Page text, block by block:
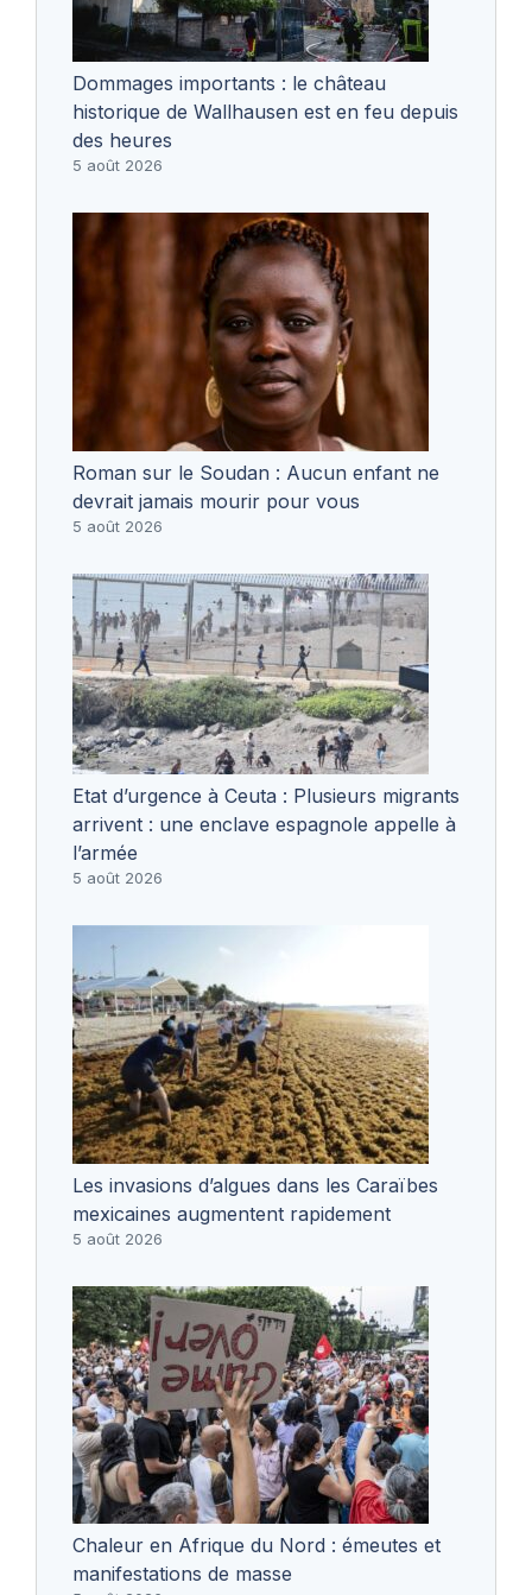
Dommages importants : le château
historique de Wallhausen est en feu depuis
des heures
5 août 2026
Roman sur le Soudan : Aucun enfant ne
devrait jamais mourir pour vous
5 août 2026
Etat d’urgence à Ceuta : Plusieurs migrants
arrivent : une enclave espagnole appelle à
l’armée
5 août 2026
Les invasions d’algues dans les Caraïbes
mexicaines augmentent rapidement
5 août 2026
Chaleur en Afrique du Nord : émeutes et
manifestations de masse